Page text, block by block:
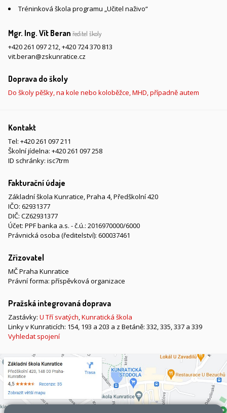
Tréninková škola programu „Učitel naživo“
Mgr. Ing. Vít Beran ředitel školy
+420 261 097 212,+420 724 370 813
vit.beran@zskunratice.cz
Doprava do školy
Do školy pěšky, na kole nebo koloběžce, MHD, případně autem
Kontakt
Tel: +420 261 097 211
Školní jídelna: +420 261 097 258
ID schránky: isc7trm
Fakturační údaje
Základní škola Kunratice, Praha 4, Předškolní 420
IČO: 62931377
DIČ: CZ62931377
Účet: PPF banka a.s. - č.ú.: 2016970000/6000
Právnická osoba (ředitelství): 600037461
Zřizovatel
MČ Praha Kunratice
Právní forma: příspěvková organizace
Pražská integrovaná doprava
Zastávky: U Tří svatých,Kunratická škola
Linky v Kunraticích: 154, 193 a 203 a z Betáně: 332, 335, 337 a 339
Vyhledat spojení